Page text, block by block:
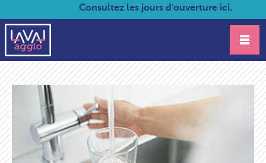
Consultez les jours d'ouverture ici.